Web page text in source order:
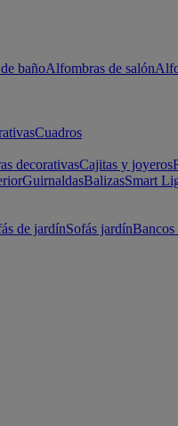
bañoAlfombras de salón
Cuadros
decorativasCajitas y joyeros
GuirnaldasBalizasSmart
de jardínSofás jardínBancos